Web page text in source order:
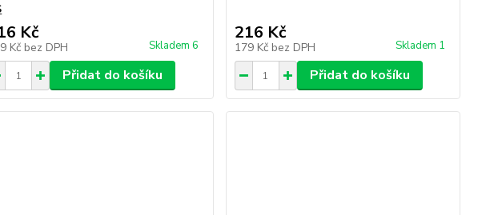
Kč
Kč bez DPH Skladem 6
Přidat do košíku
216 Kč
179 Kč bez DPH Skladem 1
Přidat do košíku